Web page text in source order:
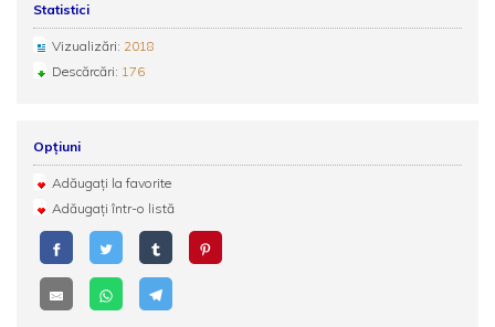
Statistici
Vizualizări: 2018
Descărcări: 176
Opțiuni
Adăugați la favorite
Adăugați într-o listă